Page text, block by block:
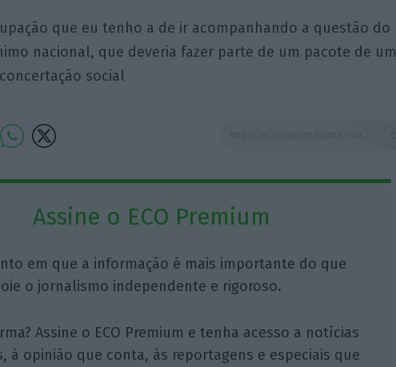
que eu tenho a de ir acompanhando a questão do
nacional, que deveria fazer parte de um pacote de um
social
Assine o ECO Premium
em que a informação é mais importante do que
o jornalismo independente e rigoroso.
Assine o ECO Premium e tenha acesso a notícias
à opinião que conta, às reportagens e especiais que